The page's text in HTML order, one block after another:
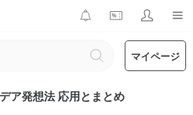
マイページ
ア発想法 応用とまとめ